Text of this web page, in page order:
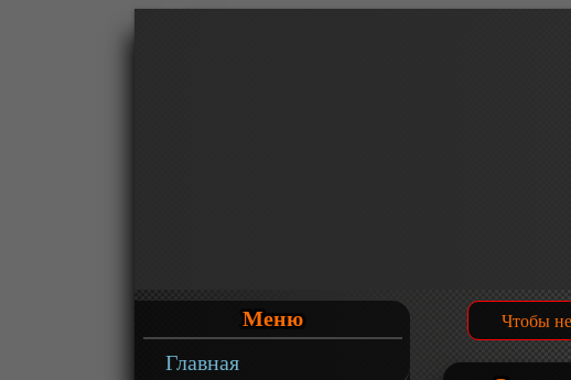
Меню
Главная
Чтобы